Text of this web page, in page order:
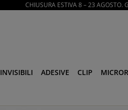
CHIUSURA ESTIVA 8 – 23 AGOSTO.
INVISIBILI ADESIVE CLIP